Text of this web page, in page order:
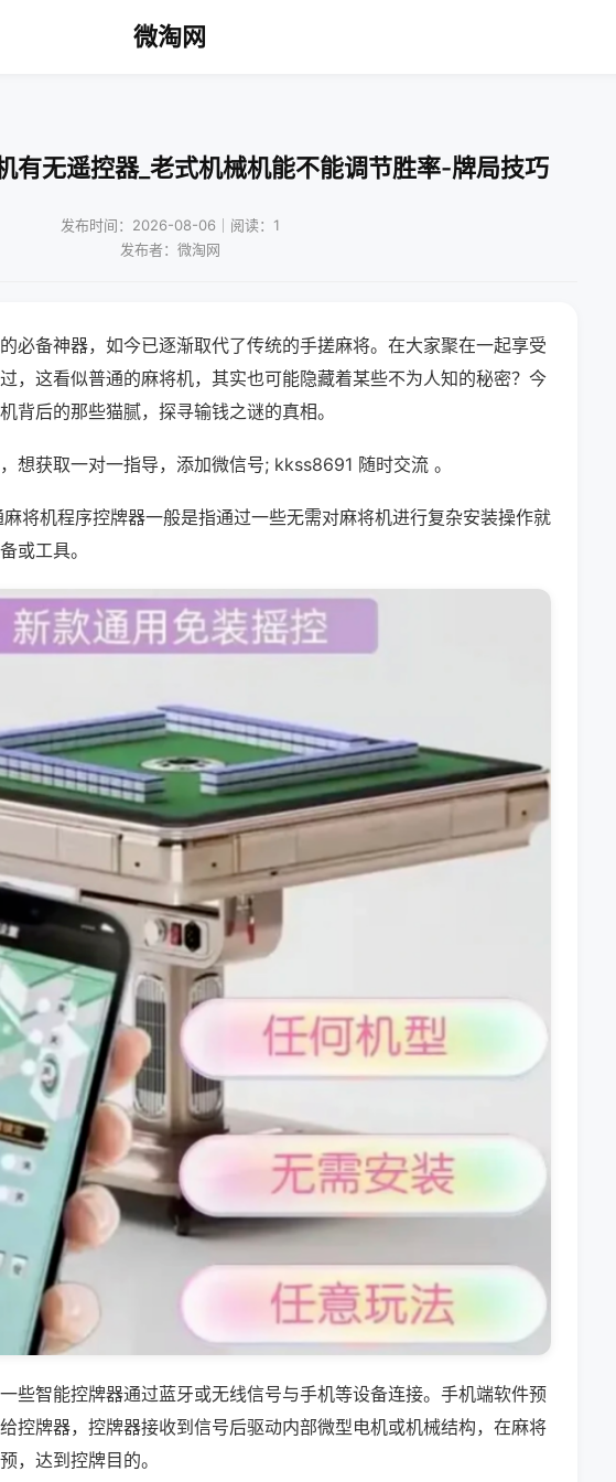
微淘网
有无遥控器_老式机械机能不能调节胜率-牌局技巧
发布时间：2026-08-06｜阅读：1
发布者：微淘网
必备神器，如今已逐渐取代了传统的手搓麻将。在大家聚在一起享受
，这看似普通的麻将机，其实也可能隐藏着某些不为人知的秘密？今
背后的那些猫腻，探寻输钱之谜的真相。
想获取一对一指导，添加微信号; kkss8691 随时交流 。
将机程序控牌器一般是指通过一些无需对麻将机进行复杂安装操作就
或工具。
些智能控牌器通过蓝牙或无线信号与手机等设备连接。手机端软件预
控牌器，控牌器接收到信号后驱动内部微型电机或机械结构，在麻将
，达到控牌目的。